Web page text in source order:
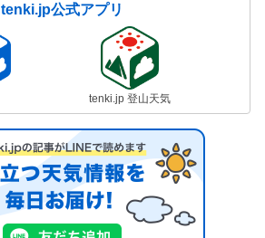
tenki.jp公式アプリ
tenki.jp 登山天気